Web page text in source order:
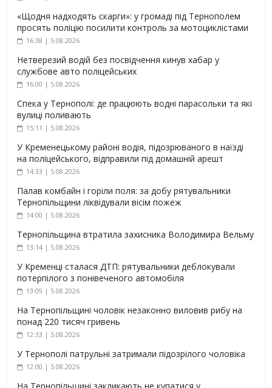
«Щодня надходять скарги»: у громаді під Тернополем
просять поліцію посилити контроль за мотоциклістами
16:38 | 5.08.2026
Нетверезий водій без посвідчення кинув хабар у
службове авто поліцейських
16:00 | 5.08.2026
Спека у Тернополі: де працюють водні парасольки та які
вулиці поливають
15:11 | 5.08.2026
У Кременецькому районі водія, підозрюваного в наїзді
на поліцейського, відправили під домашній арешт
14:33 | 5.08.2026
Палав комбайн і горіли поля: за добу рятувальники
Тернопільщини ліквідували вісім пожеж
14:00 | 5.08.2026
Тернопільщина втратила захисника Володимира Вельму
13:14 | 5.08.2026
У Кременці сталася ДТП: рятувальники деблокували
потерпілого з понівеченого автомобіля
13:09 | 5.08.2026
На Тернопільщині чоловік незаконно виловив рибу на
понад 220 тисяч гривень
12:33 | 5.08.2026
У Тернополі патрульні затримали підозрілого чоловіка
12:00 | 5.08.2026
На Тернопільщині закликають не купатися у